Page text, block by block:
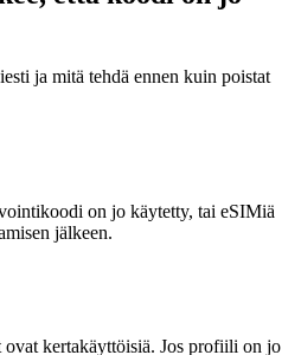
ja mitä tehdä ennen kuin poistat
on jo käytetty, tai eSIMiä
jälkeen.
kertakäyttöisiä. Jos profiili on jo